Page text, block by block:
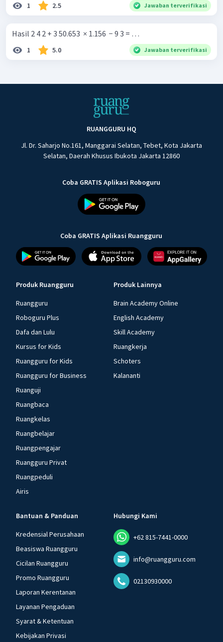
1 2.5 Jawaban terverifikasi
Hasil 2 4 2 + 3 50.653 ​ × 1.156 ​ − 9 3 = …
1 5.0 Jawaban terverifikasi
RUANGGURU HQ
Jl. Dr. Saharjo No.161, Manggarai Selatan, Tebet, Kota Jakarta
Selatan, Daerah Khusus Ibukota Jakarta 12860
Coba GRATIS Aplikasi Roboguru
Coba GRATIS Aplikasi Ruangguru
Produk Ruangguru
Ruangguru
Roboguru Plus
Dafa dan Lulu
Kursus for Kids
Ruangguru for Kids
Ruangguru for Business
Ruanguji
Ruangbaca
Ruangkelas
Ruangbelajar
Ruangpengajar
Ruangguru Privat
Ruangpeduli
Airis
Produk Lainnya
Brain Academy Online
English Academy
Skill Academy
Ruangkerja
Schoters
Kalananti
Bantuan & Panduan
Kredensial Perusahaan
Beasiswa Ruangguru
Cicilan Ruangguru
Promo Ruangguru
Laporan Kerentanan
Layanan Pengaduan
Syarat & Ketentuan
Kebijakan Privasi
Hubungi Kami
+62 815-7441-0000
info@ruangguru.com
02130930000